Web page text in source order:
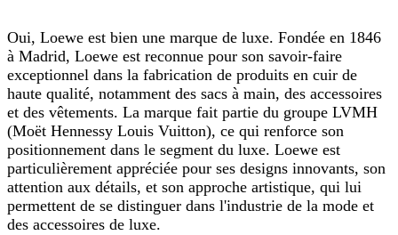
Oui, Loewe est bien une marque de luxe. Fondée en 1846
à Madrid, Loewe est reconnue pour son savoir-faire
exceptionnel dans la fabrication de produits en cuir de
haute qualité, notamment des sacs à main, des accessoires
et des vêtements. La marque fait partie du groupe LVMH
(Moët Hennessy Louis Vuitton), ce qui renforce son
positionnement dans le segment du luxe. Loewe est
particulièrement appréciée pour ses designs innovants, son
attention aux détails, et son approche artistique, qui lui
permettent de se distinguer dans l'industrie de la mode et
des accessoires de luxe.